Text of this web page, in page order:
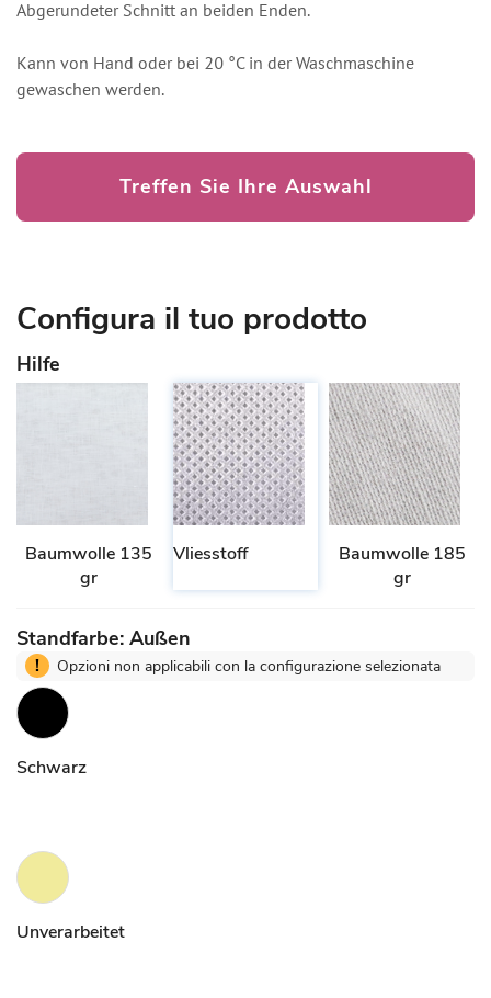
Abgerundeter Schnitt an beiden Enden.
Kann von Hand oder bei 20 °C in der Waschmaschine
gewaschen werden.
Treffen Sie Ihre Auswahl
Configura il tuo prodotto
Hilfe
Baumwolle 135
gr
Vliesstoff
Baumwolle 185
gr
Standfarbe: Außen
! Opzioni non applicabili con la configurazione selezionata
Schwarz
Unverarbeitet